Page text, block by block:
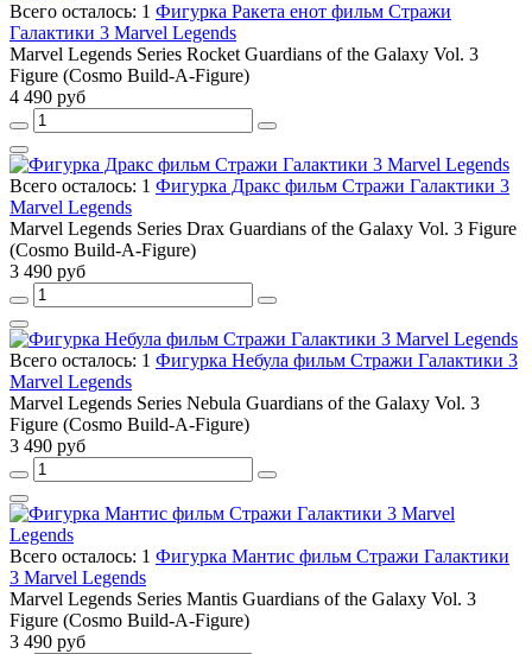
Всего осталось: 1 Фигурка Ракета енот фильм Стражи
Галактики 3 Marvel Legends
Marvel Legends Series Rocket Guardians of the Galaxy Vol. 3
Figure (Cosmo Build-A-Figure)
4 490 руб
Всего осталось: 1 Фигурка Дракс фильм Стражи Галактики 3
Marvel Legends
Marvel Legends Series Drax Guardians of the Galaxy Vol. 3 Figure
(Cosmo Build-A-Figure)
3 490 руб
Всего осталось: 1 Фигурка Небула фильм Стражи Галактики 3
Marvel Legends
Marvel Legends Series Nebula Guardians of the Galaxy Vol. 3
Figure (Cosmo Build-A-Figure)
3 490 руб
Всего осталось: 1 Фигурка Мантис фильм Стражи Галактики
3 Marvel Legends
Marvel Legends Series Mantis Guardians of the Galaxy Vol. 3
Figure (Cosmo Build-A-Figure)
3 490 руб